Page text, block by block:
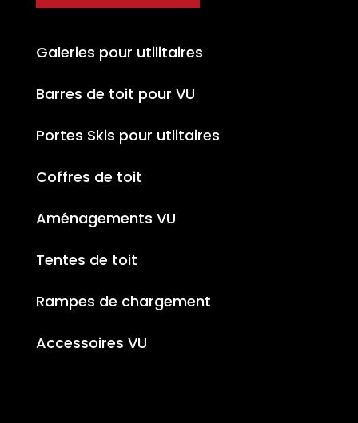
Galeries pour utilitaires
Barres de toit pour VU
Portes Skis pour utlitaires
Coffres de toit
Aménagements VU
Tentes de toit
Rampes de chargement
Accessoires VU